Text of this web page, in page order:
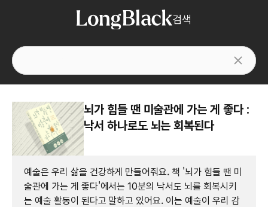
검색
뇌가 힘들 땐 미술관에 가는 게 좋다 :
낙서 하나로도 뇌는 회복된다
예술은 우리 삶을 건강하게 만들어줘요. 책 '뇌가 힘들 땐 미
술관에 가는 게 좋다'에서는 10분의 낙서도 뇌를 회복시키
는 예술 활동이 된다고 말하고 있어요. 이는 예술이 우리 감